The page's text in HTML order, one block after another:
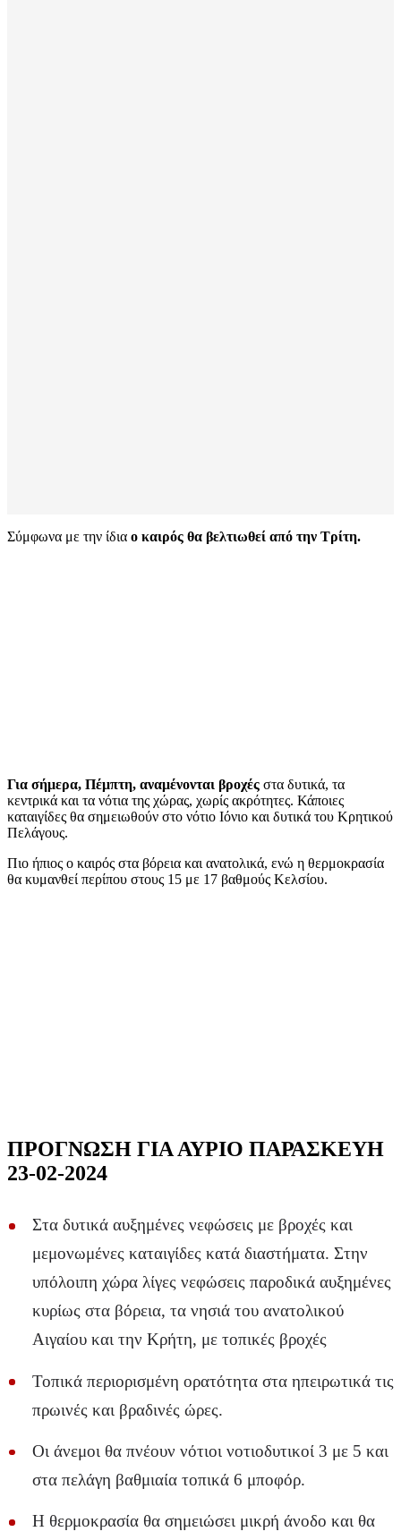
Σύμφωνα με την ίδια ο καιρός θα βελτιωθεί από την Τρίτη.
Για σήμερα, Πέμπτη, αναμένονται βροχές στα δυτικά, τα
κεντρικά και τα νότια της χώρας, χωρίς ακρότητες. Κάποιες
καταιγίδες θα σημειωθούν στο νότιο Ιόνιο και δυτικά του Κρητικού
Πελάγους.
Πιο ήπιος ο καιρός στα βόρεια και ανατολικά, ενώ η θερμοκρασία
θα κυμανθεί περίπου στους 15 με 17 βαθμούς Κελσίου.
ΠΡΟΓΝΩΣΗ ΓΙΑ ΑΥΡΙΟ ΠΑΡΑΣΚΕΥΗ
23-02-2024
Στα δυτικά αυξημένες νεφώσεις με βροχές και
μεμονωμένες καταιγίδες κατά διαστήματα. Στην
υπόλοιπη χώρα λίγες νεφώσεις παροδικά αυξημένες
κυρίως στα βόρεια, τα νησιά του ανατολικού
Αιγαίου και την Κρήτη, με τοπικές βροχές
Τοπικά περιορισμένη ορατότητα στα ηπειρωτικά τις
πρωινές και βραδινές ώρες.
Οι άνεμοι θα πνέουν νότιοι νοτιοδυτικοί 3 με 5 και
στα πελάγη βαθμιαία τοπικά 6 μποφόρ.
Η θερμοκρασία θα σημειώσει μικρή άνοδο και θα